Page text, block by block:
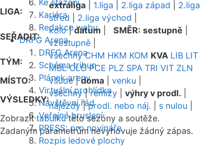
Ke stažení
Kariéra
Redakce webu
DRFG Arena
DRFG Arena
Schéma tribun
Plánek areny
Virtuální prohlídka
Návštěvní řád
Veřejné bruslení
PRESS: pro novináře
Rozpis ledové plochy
LIGA:
extraliga 1.liga 2.liga západ
2.liga
střed
2.liga východ
SEŘADIT:
kolo|datum SMĚR: sestupně
vzestupně
TÝM:
všechny CHM HKM KOM KVA LIB LIT
MBL OLO PCE PLZ SPA TRI VIT ZLN
MÍSTO:
všude|doma venku
VÝSLEDKY:
všechny|remízy výhry v prodl.
nájezdy|prodl. nebo náj. s nulou
Zobrazittabulkutéto sezóny a soutěže.
Zadaným parametrům nevyhovuje žádný zápas.